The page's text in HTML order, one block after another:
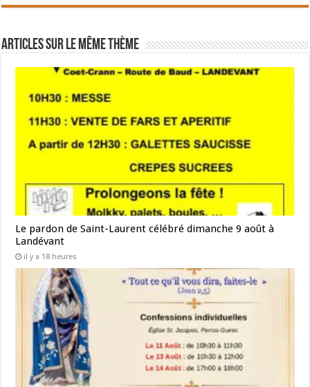
Articles sur le même thème
Le pardon de Saint-Laurent célébré dimanche 9 août à
Landévant
il y a 18 heures